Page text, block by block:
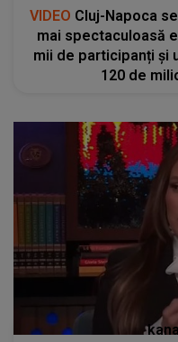
VIDEO Cluj-Napoca
mai spectaculoasă
mii de participanți și
120 de